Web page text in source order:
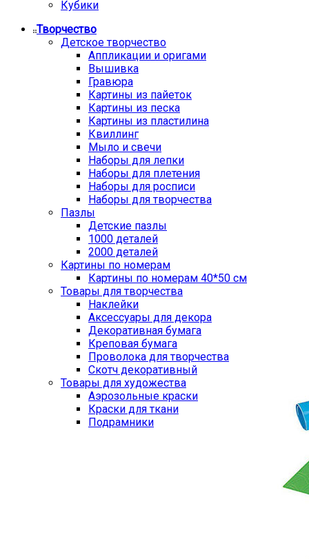
Кубики
Творчество
Детское творчество
Аппликации и оригами
Вышивка
Гравюра
Картины из пайеток
Картины из песка
Картины из пластилина
Квиллинг
Мыло и свечи
Наборы для лепки
Наборы для плетения
Наборы для росписи
Наборы для творчества
Пазлы
Детские пазлы
1000 деталей
2000 деталей
Картины по номерам
Картины по номерам 40*50 см
Товары для творчества
Наклейки
Аксессуары для декора
Декоративная бумага
Креповая бумага
Проволока для творчества
Скотч декоративный
Товары для художества
Аэрозольные краски
Краски для ткани
Подрамники